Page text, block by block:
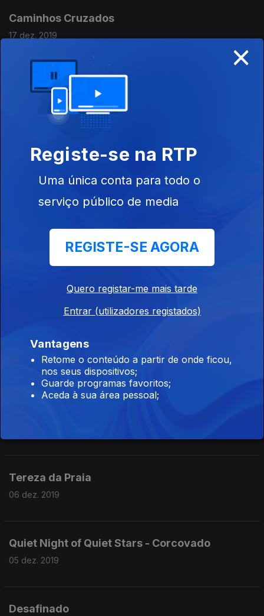
Caminhos Cruzados
17 dez. 2019
How Insensitive - Insensatez
Human Behaviour
13 dez. 2019
12 dez. 2019
Este Seu Olhar
10 dez. 2019
Tereza da Praia
06 dez. 2019
Quiet Night of Quiet Stars - Corcovado
05 dez. 2019
Desafinado
×
Registe-se na RTP
Uma única conta para todo o
serviço público de media
REGISTE-SE AGORA
Quero registar-me mais tarde
Entrar (utilizadores registados)
Vantagens
Retome o conteúdo a partir de onde ficou,
nos seus dispositivos;
Guarde programas favoritos;
Aceda à sua área pessoal;